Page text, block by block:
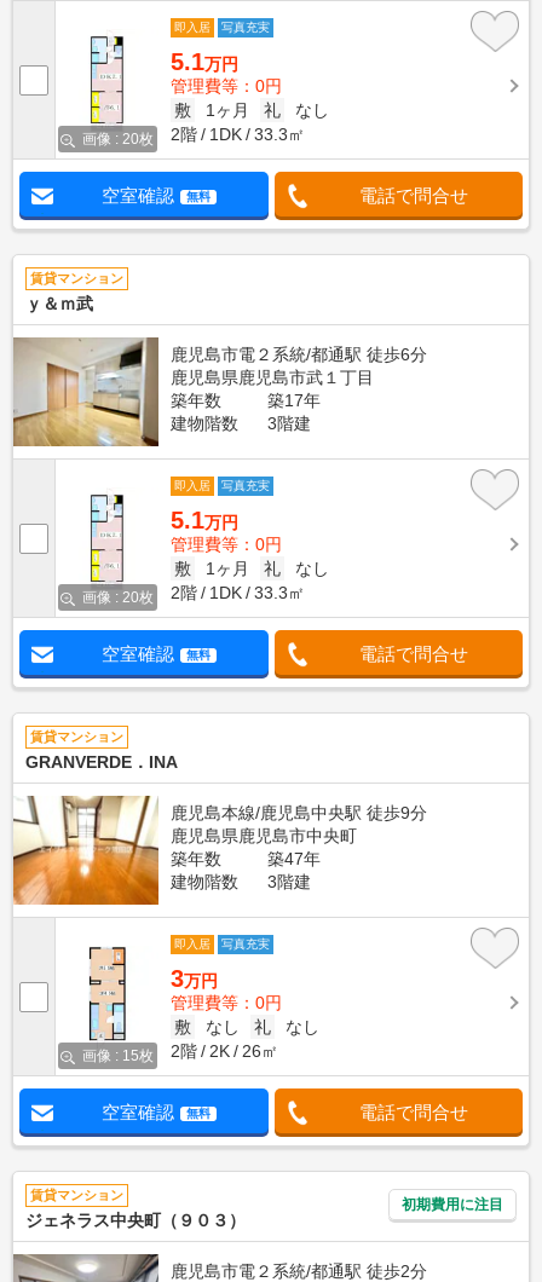
画像 : 20枚
即入居 写真充実
5.1万円
管理費等：0円
敷
1ヶ月 礼
なし
2階
1DK 33.3㎡
空室確認 無料 電話で問合せ
賃貸マンション
ｙ＆ｍ武
鹿児島市電２系統/都通駅 徒歩6分
鹿児島県鹿児島市武１丁目
築年数
築17年
建物階数
3階建
画像 : 20枚
即入居 写真充実
5.1万円
管理費等：0円
敷
1ヶ月 礼
なし
2階
1DK 33.3㎡
空室確認 無料 電話で問合せ
賃貸マンション
GRANVERDE．INA
鹿児島本線/鹿児島中央駅 徒歩9分
鹿児島県鹿児島市中央町
築年数
築47年
建物階数
3階建
画像 : 15枚
即入居 写真充実
3万円
管理費等：0円
敷
なし 礼
なし
2階
2K 26㎡
空室確認 無料 電話で問合せ
賃貸マンション
ジェネラス中央町（９０３）
初期費用に注目
鹿児島市電２系統/都通駅 徒歩2分